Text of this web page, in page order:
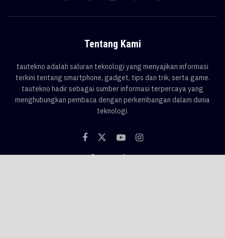
Tentang Kami
tautekno adalah saluran teknologi yang menyajikan informasi
terkini tentang smartphone, gadget, tips dan trik, serta game.
tautekno hadir sebagai sumber informasi terpercaya yang
menghubungkan pembaca dengan perkembangan dalam dunia
teknologi.
Categories